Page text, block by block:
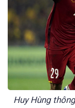
Huy Hùng